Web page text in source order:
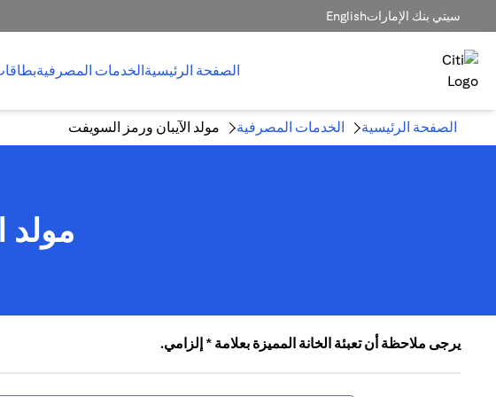
سيتي بنك الإماراتEnglish
الصفحة الرئيسيةالخدمات المصرفية
الصفحة الرئيسية الخدمات المصرفية مولد الآيبان ورمز السويفت
مولد
يرجى ملاحظة أن تعبئة الخانة المميزة بعلامة * إلزامي.